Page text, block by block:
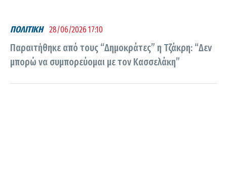
ΠΟΛΙΤΙΚΗ 28/06/2026 17:10
Παραιτήθηκε από τους “Δημοκράτες” η Τζάκρη: “Δεν
μπορώ να συμπορεύομαι με τον Κασσελάκη”